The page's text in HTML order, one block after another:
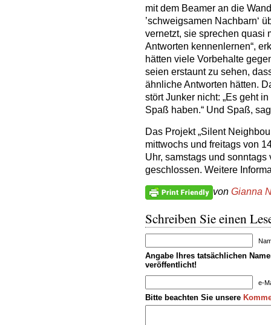
mit dem Beamer an die
’schweigsamen Nachbarn‘
vernetzt, sie sprechen quasi
Antworten kennenlernen“,
hätten viele Vorbehalte
seien erstaunt zu sehen,
ähnliche Antworten hätten.
stört Junker nicht: „Es geht
Spaß haben.“ Und Spaß,
Das Projekt „Silent
mittwochs und freitags von
Uhr, samstags und
geschlossen. Weitere
von Gianna
Schreiben Sie einen
Angabe Ihres tatsächlichen
veröffentlicht!
e-
Bitte beachten Sie unsere